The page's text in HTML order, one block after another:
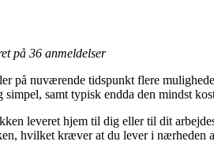
på 36 anmeldelser
på nuværende tidspunkt flere
simpel, samt typisk endda den mindst
leveret hjem til dig eller til dit
hvilket kræver at du lever i nærheden